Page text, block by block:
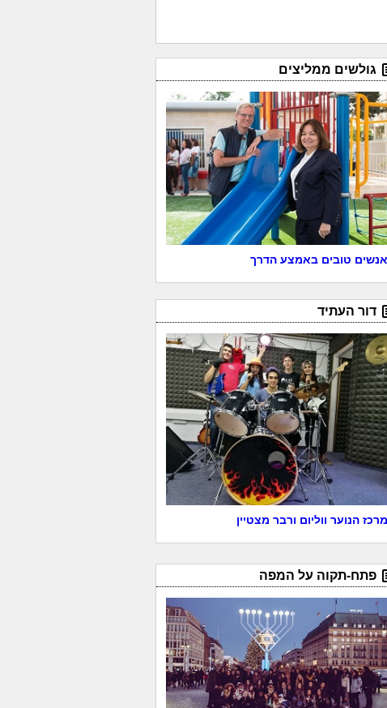
גולשים ממליצים
אנשים טובים באמצע הדרך
דור העתיד
מרכז הנוער ווליום ורבר מצטיין
פתח-תקוה על המפה